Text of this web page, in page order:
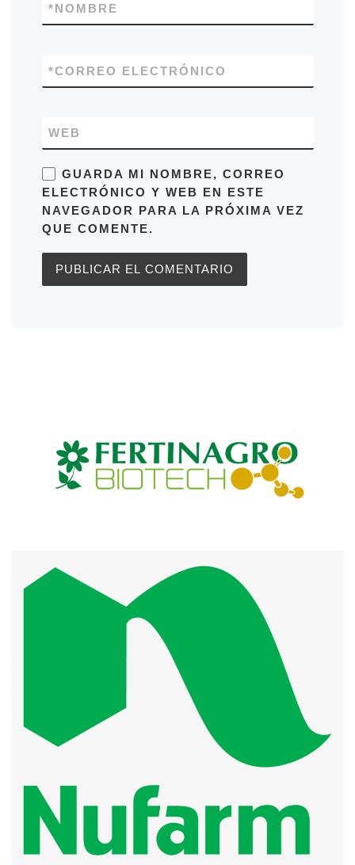
NOMBRE
*
CORREO ELECTRÓNICO
*
WEB
GUARDA MI NOMBRE, CORREO
ELECTRÓNICO Y WEB EN ESTE
NAVEGADOR PARA LA PRÓXIMA VEZ
QUE COMENTE.